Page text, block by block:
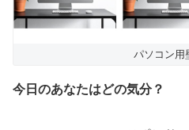
パソコン用
今日のあなたはどの気分？